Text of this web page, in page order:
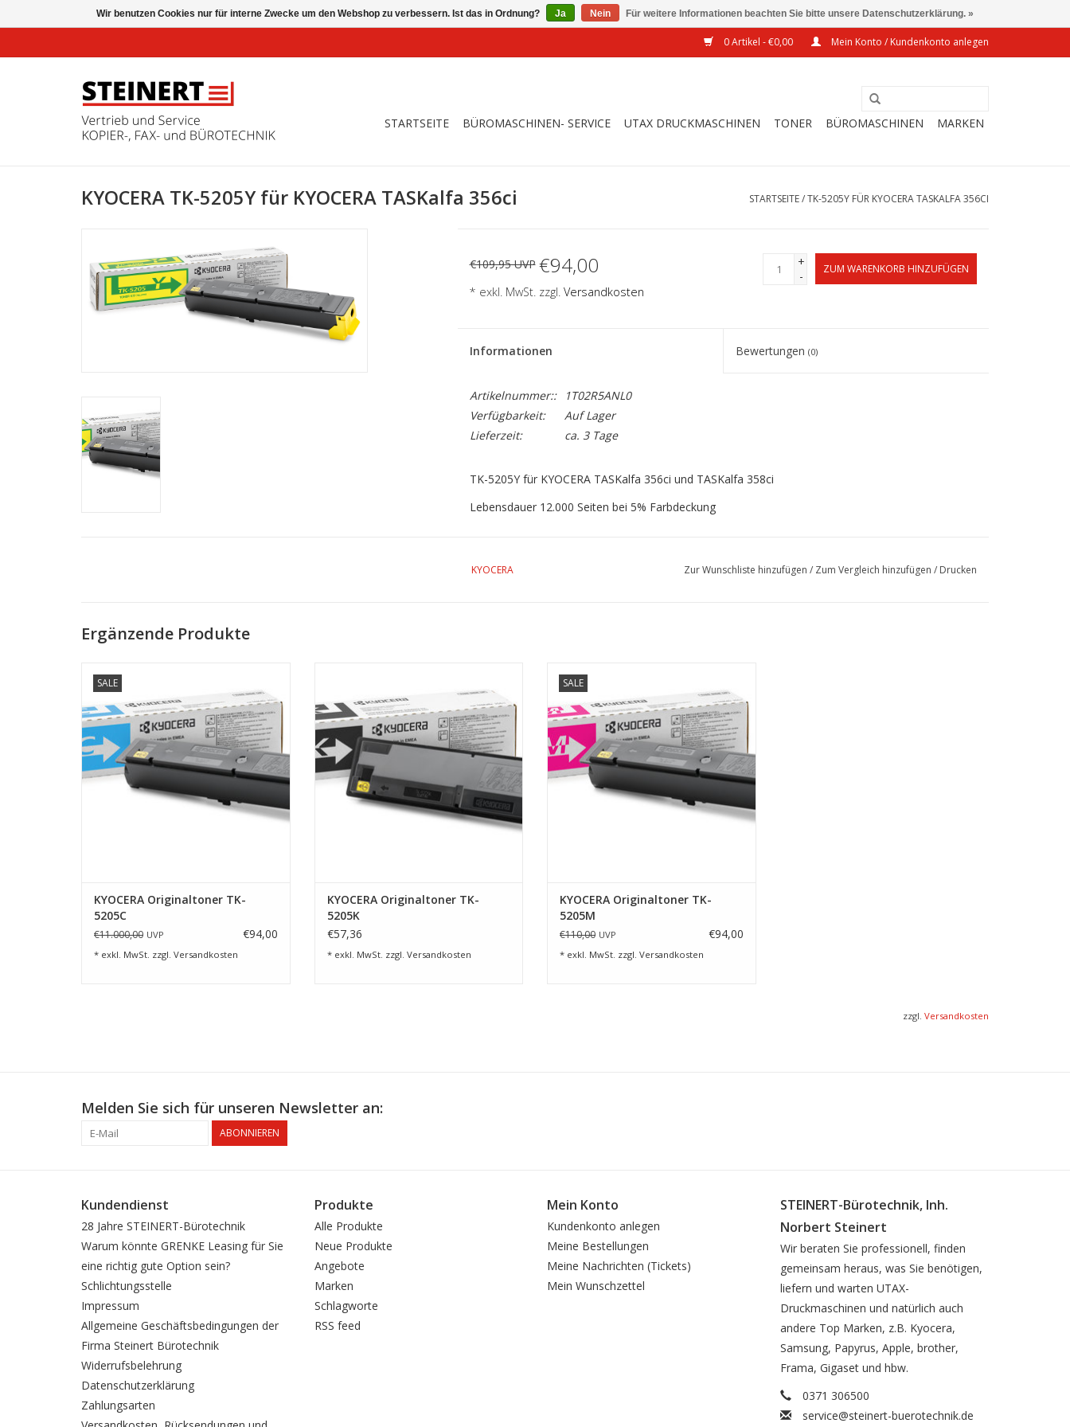
0 Artikel - €0,00 Mein Konto / Kundenkonto anlegen
STARTSEITE BÜROMASCHINEN- SERVICE UTAX DRUCKMASCHINEN TONER BÜROMASCHINEN MARKEN
KYOCERA TK-5205Y für KYOCERA TASKalfa 356ci STARTSEITE/TK-5205Y FÜR KYOCERA TASKALFA 356CI
€109,95 UVP €94,00
* exkl. MwSt. zzgl. Versandkosten
+
-
ZUM WARENKORB HINZUFÜGEN
Informationen Bewertungen(0)
Artikelnummer::
1T02R5ANL0
Verfügbarkeit:
Auf Lager
Lieferzeit:
ca. 3 Tage
TK-5205Y für KYOCERA TASKalfa 356ci und TASKalfa 358ci
Lebensdauer 12.000 Seiten bei 5% Farbdeckung
KYOCERA Zur Wunschliste hinzufügen / Zum Vergleich hinzufügen / Drucken
Ergänzende Produkte
SALE
ZUM WARENKORB HINZUFÜGEN
KYOCERA Originaltoner TK-
5205C
€11.000,00 UVP €94,00
* exkl. MwSt. zzgl. Versandkosten
ZUM WARENKORB HINZUFÜGEN
KYOCERA Originaltoner TK-
5205K
€57,36
* exkl. MwSt. zzgl. Versandkosten
SALE
ZUM WARENKORB HINZUFÜGEN
KYOCERA Originaltoner TK-
5205M
€110,00 UVP €94,00
* exkl. MwSt. zzgl. Versandkosten
zzgl. Versandkosten
Melden Sie sich für unseren Newsletter an:
ABONNIEREN
Kundendienst
28 Jahre STEINERT-Bürotechnik
Warum könnte GRENKE Leasing für Sie
eine richtig gute Option sein?
Schlichtungsstelle
Impressum
Allgemeine Geschäftsbedingungen der
Firma Steinert Bürotechnik
Widerrufsbelehrung
Datenschutzerklärung
Zahlungsarten
Produkte
Alle Produkte
Neue Produkte
Angebote
Marken
Schlagworte
RSS feed
Mein Konto
Kundenkonto anlegen
Meine Bestellungen
Meine Nachrichten (Tickets)
Mein Wunschzettel
STEINERT-Bürotechnik, Inh.
Norbert Steinert
Wir beraten Sie professionell, finden
gemeinsam heraus, was Sie benötigen,
liefern und warten UTAX-
Druckmaschinen und natürlich auch
andere Top Marken, z.B. Kyocera,
Samsung, Papyrus, Apple, brother,
Frama, Gigaset und hbw.
0371 306500
service@steinert-buerotechnik.de
Wir benutzen Cookies nur für interne Zwecke um den Webshop zu verbessern. Ist das in Ordnung? Ja Nein Für weitere Informationen beachten Sie bitte unsere Datenschutzerklärung. »